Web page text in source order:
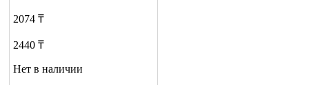
2074 ₸
2440 ₸
Нет в наличии